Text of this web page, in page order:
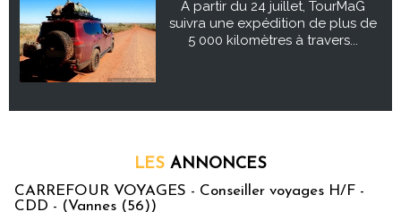
À partir du 24 juillet, TourMaG
suivra une expédition de plus de
5 000 kilomètres à travers...
LES ANNONCES
CARREFOUR VOYAGES - Conseiller voyages H/F -
CDD - (Vannes (56))